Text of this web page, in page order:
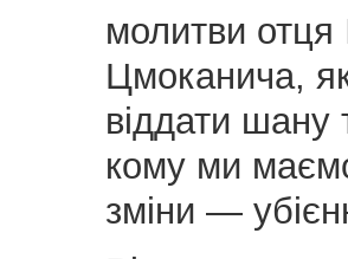
молитви отця
Цмоканича,
віддати шану
кому ми
зміни —